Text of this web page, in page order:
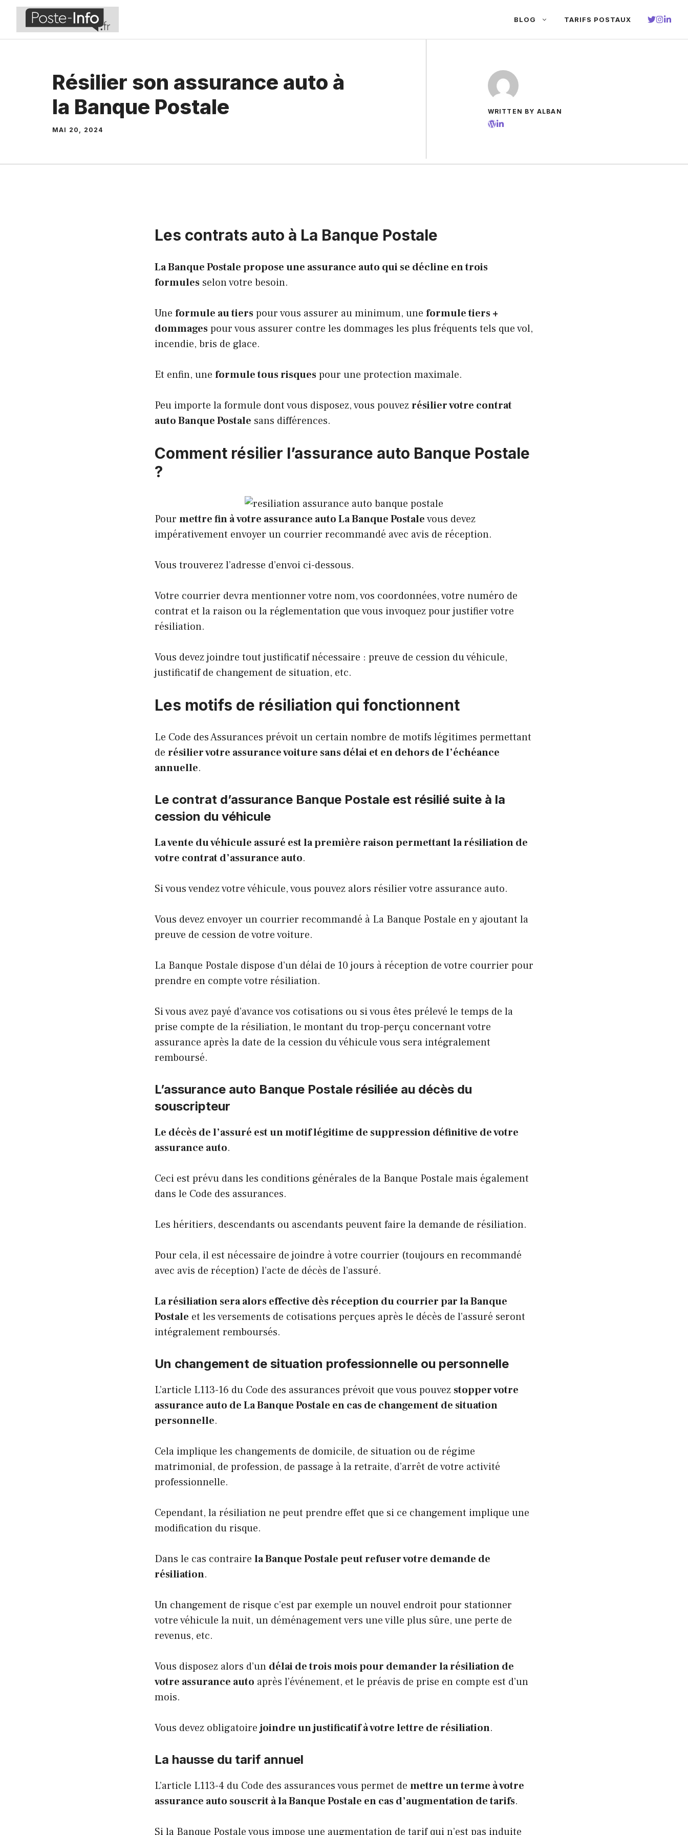
Aller
contenu
BLOG TARIFS POSTAUX
Résilier son assurance auto à
la Banque Postale
MAI 20, 2024
WRITTEN BY ALBAN
Les contrats auto à La Banque Postale
La Banque Postale propose une assurance auto qui se décline en trois
formules selon votre besoin.
Une formule au tierspour vous assurer au minimum, une formule tiers +
dommagespour vous assurer contre les dommages les plus fréquents tels que vol,
incendie, bris de glace.
Et enfin, une formule tous risquespour une protection maximale.
Peu importe la formule dont vous disposez, vous pouvezrésilier votre contrat
auto Banque Postale sans différences.
Comment résilier l’assurance auto Banque Postale
?
Pour mettre fin à votre assurance auto La Banque Postalevous devez
impérativement envoyer un courrier recommandé avec avis de réception.
Vous trouverez l’adresse d’envoi ci-dessous.
Votre courrier devra mentionner votre nom, vos coordonnées, votre numéro de
contrat et la raison ou la réglementation que vous invoquez pour justifier votre
résiliation.
Vous devez joindre tout justificatif nécessaire : preuve de cession du véhicule,
justificatif de changement de situation, etc.
Les motifs de résiliation qui fonctionnent
Le Code des Assurances prévoit un certain nombre de motifs légitimes permettant
de résilier votre assurance voiture sans délai et en dehors de l’échéance
annuelle.
Le contrat d’assurance Banque Postale est résilié suite à la
cession du véhicule
La vente du véhicule assuré est la première raison permettant la résiliation de
votre contrat d’assurance auto.
Si vous vendez votre véhicule, vous pouvez alors résilier votre assurance auto.
Vous devez envoyer un courrier recommandé à La Banque Postale en y ajoutant la
preuve de cession de votre voiture.
La Banque Postale dispose d’un délai de 10 jours à réception de votre courrier pour
prendre en compte votre résiliation.
Si vous avez payé d’avance vos cotisations ou si vous êtes prélevé le temps de la
prise compte de la résiliation, le montant du trop-perçu concernant votre
assurance après la date de la cession du véhicule vous sera intégralement
remboursé.
L’assurance auto Banque Postale résiliée au décès du
souscripteur
Le décès de l’assuré est un motif légitime de suppression définitive de votre
assurance auto.
Ceci est prévu dans les conditions générales de la Banque Postale mais également
dans le Code des assurances.
Les héritiers, descendants ou ascendants peuvent faire la demande de résiliation.
Pour cela, il est nécessaire de joindre à votre courrier (toujours en recommandé
avec avis de réception) l’acte de décès de l’assuré.
La résiliation sera alors effective dès réception du courrier par la Banque
Postale et les versements de cotisations perçues après le décès de l’assuré seront
intégralement remboursés.
Un changement de situation professionnelle ou personnelle
L’article L113-16 du Code des assurances prévoit que vous pouvez stopper votre
assurance auto de La Banque Postale en cas de changement de situation
personnelle.
Cela implique les changements de domicile, de situation ou de régime
matrimonial, de profession, de passage à la retraite, d’arrêt de votre activité
professionnelle.
Cependant, la résiliation ne peut prendre effet que si ce changement implique une
modification du risque.
Dans le cas contraire la Banque Postale peut refuser votre demande de
résiliation.
Un changement de risque c’est par exemple un nouvel endroit pour stationner
votre véhicule la nuit, un déménagement vers une ville plus sûre, une perte de
revenus, etc.
Vous disposez alors d’un délai de trois mois pour demander la résiliation de
votre assurance auto après l’événement, et le préavis de prise en compte est d’un
mois.
Vous devez obligatoirejoindre un justificatif à votre lettre de résiliation.
La hausse du tarif annuel
L’article L113-4 du Code des assurancesvous permet de mettre un terme à votre
assurance auto souscrit à la Banque Postale en cas d’augmentation de tarifs.
Si la Banque Postale vous impose une augmentation de tarif qui n’est pas induite